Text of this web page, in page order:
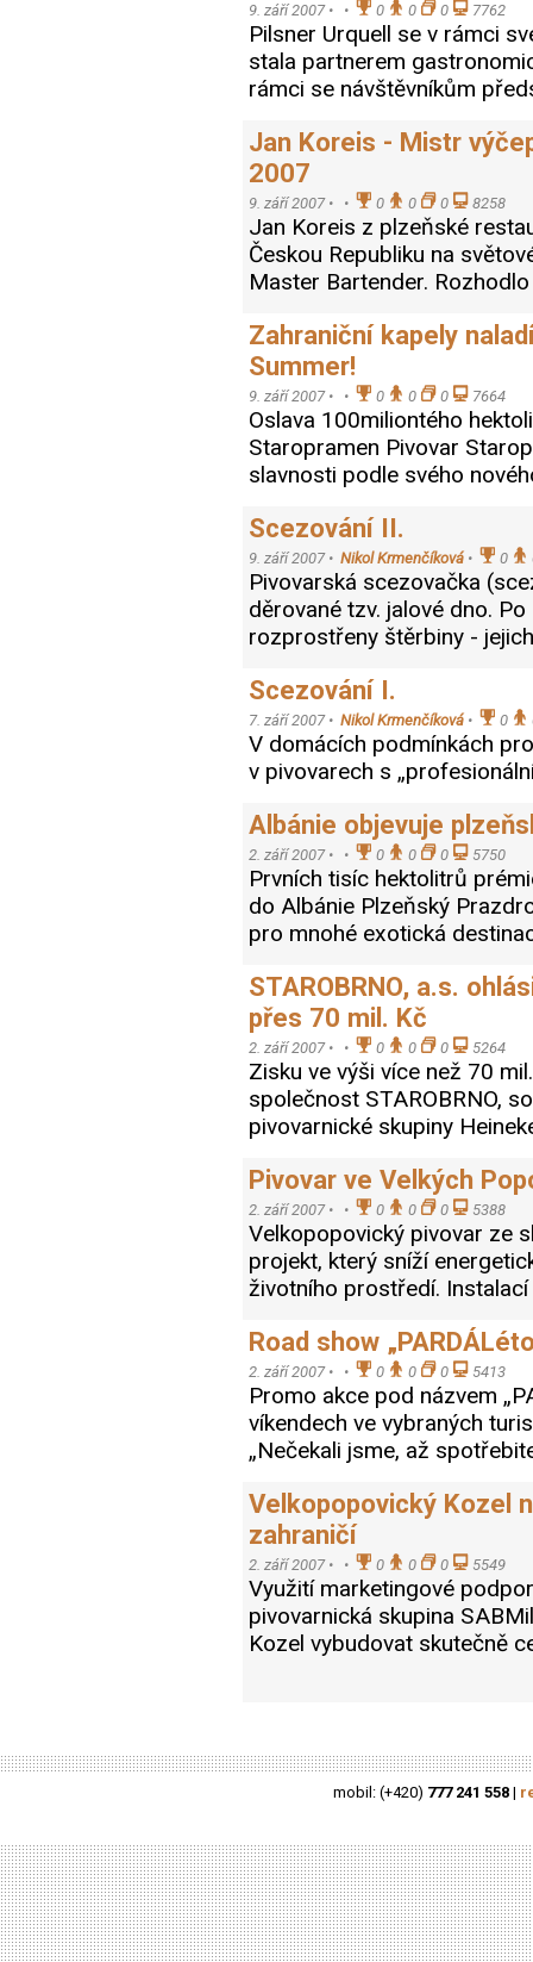
9. září 2007 • • 0 0 0 7762
Pilsner Urquell se v rámci
stala partnerem
rámci se návštěvníkům
Jan Koreis - Mistr
2007
9. září 2007 • • 0 0 0 8258
Jan Koreis z plzeňské
Českou Republiku na
Master Bartender.
Zahraniční kapely
Summer!
9. září 2007 • • 0 0 0 7664
Oslava 100miliontého
Staropramen Pivovar
slavnosti podle svého
Scezování II.
9. září 2007 • Nikol Krmenčíková • 0
Pivovarská scezovačka
děrované tzv. jalové dno.
rozprostřeny štěrbiny -
Scezování I.
7. září 2007 • Nikol Krmenčíková • 0
V domácích podmínkách
v pivovarech s
Albánie objevuje
2. září 2007 • • 0 0 0 5750
Prvních tisíc hektolitrů
do Albánie Plzeňský
pro mnohé exotická
STAROBRNO, a.s.
přes 70 mil. Kč
2. září 2007 • • 0 0 0 5264
Zisku ve výši více než 70
společnost STAROBRNO,
pivovarnické skupiny
Pivovar ve Velkých
2. září 2007 • • 0 0 0 5388
Velkopopovický pivovar ze
projekt, který sníží
životního prostředí.
Road show
2. září 2007 • • 0 0 0 5413
Promo akce pod názvem
víkendech ve vybraných
„Nečekali jsme, až
Velkopopovický Kozel
zahraničí
2. září 2007 • • 0 0 0 5549
Využití marketingové
pivovarnická skupina
Kozel vybudovat skutečně
mobil: (+420) 777 241 558 |